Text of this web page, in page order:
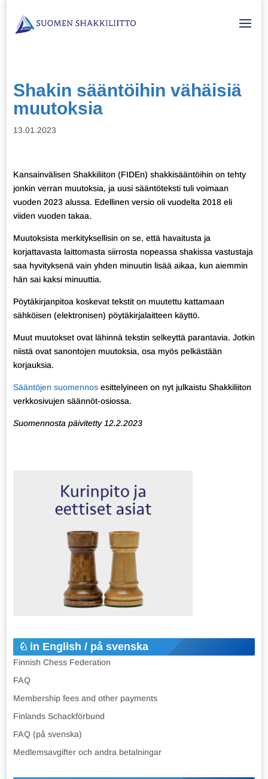
Shakin sääntöihin vähäisiä
muutoksia
13.01.2023
Kansainvälisen Shakkiliiton (FIDEn) shakkisääntöihin on tehty
jonkin verran muutoksia, ja uusi sääntöteksti tuli voimaan
vuoden 2023 alussa. Edellinen versio oli vuodelta 2018 eli
viiden vuoden takaa.
Muutoksista merkityksellisin on se, että havaitusta ja
korjattavasta laittomasta siirrosta nopeassa shakissa vastustaja
saa hyvityksenä vain yhden minuutin lisää aikaa, kun aiemmin
hän sai kaksi minuuttia.
Pöytäkirjanpitoa koskevat tekstit on muutettu kattamaan
sähköisen (elektronisen) pöytäkirjalaitteen käyttö.
Muut muutokset ovat lähinnä tekstin selkeyttä parantavia. Jotkin
niistä ovat sanontojen muutoksia, osa myös pelkästään
korjauksia.
Sääntöjen suomennosesittelyineen on nyt julkaistu Shakkiliiton
verkkosivujen säännöt-osiossa.
Suomennosta päivitetty 12.2.2023
in English / på svenska
Finnish Chess Federation
FAQ
Membership fees and other payments
Finlands Schackförbund
FAQ (på svenska)
Medlemsavgifter och andra betalningar